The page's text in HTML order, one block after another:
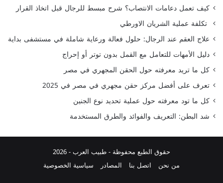
كيف تعمل دعامات الانتصاب؟ شرح مبسط للرجال قبل اتخاذ القرار
تكلفة عملية الشريان الاورطي
علاج العقم عند الرجال: حلول فعالة ورعاية شاملة في مستشفى بداية
دليل الأمهات للتعامل مع القمل بدون توتر أو إحراج
كل ما تريد معرفته حول الحقن المجهري في مصر
تعرف على أفضل مركز حقن مجهري في مصر في 2025
كل ما تود معرفته حول عملية تحديد نوع الجنين
شد البطن: التعريف والفوائد والطرق المستخدمة
حقوق الطبع محفوظة -طبيب العرب- 2026
من نحن
اتصل بنا المصادر سياسية الخصوصية